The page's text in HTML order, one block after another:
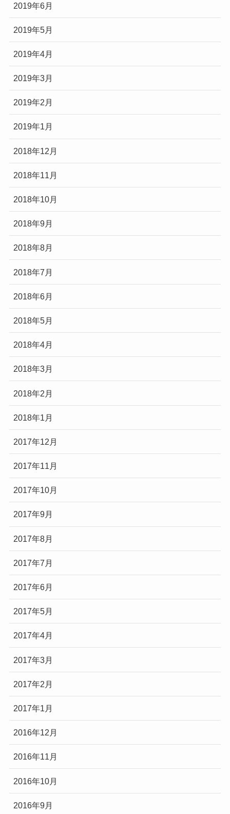
2019年6月
2019年5月
2019年4月
2019年3月
2019年2月
2019年1月
2018年12月
2018年11月
2018年10月
2018年9月
2018年8月
2018年7月
2018年6月
2018年5月
2018年4月
2018年3月
2018年2月
2018年1月
2017年12月
2017年11月
2017年10月
2017年9月
2017年8月
2017年7月
2017年6月
2017年5月
2017年4月
2017年3月
2017年2月
2017年1月
2016年12月
2016年11月
2016年10月
2016年9月